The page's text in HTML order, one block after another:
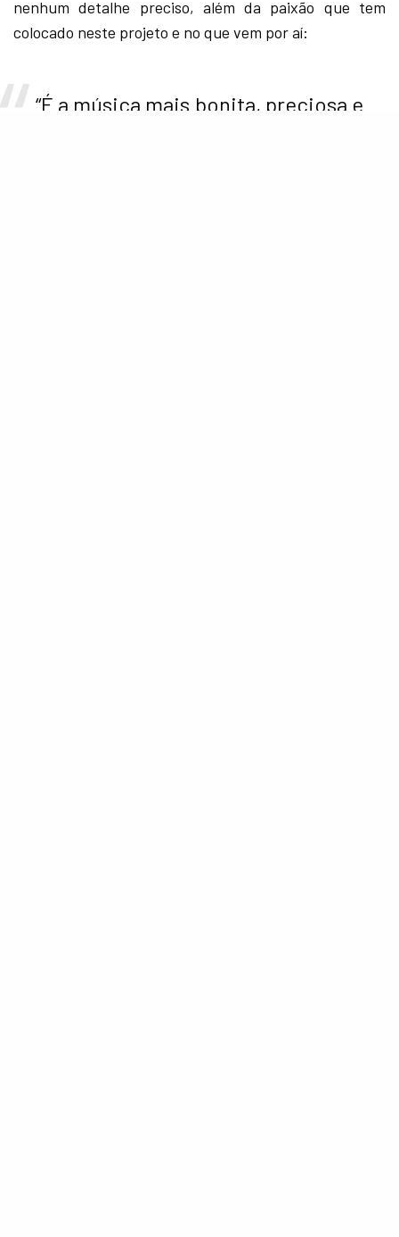
nenhum detalhe preciso, além da paixão que tem
colocado neste projeto e no que vem por aí:
“É a música mais bonita, preciosa e